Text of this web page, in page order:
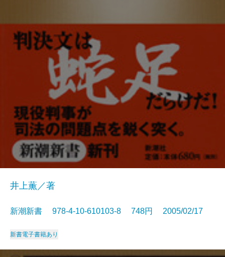
井上薫／著
新潮新書 978-4-10-610103-8 748円 2005/02/17
新書電子書籍あり